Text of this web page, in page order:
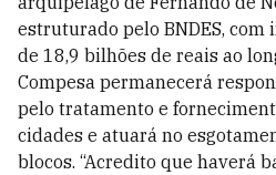
estruturado pelo BNDES,
de 18,9 bilhões de reais ao
Compesa permanecerá
pelo tratamento e
cidades e atuará no
blocos. “Acredito que haverá